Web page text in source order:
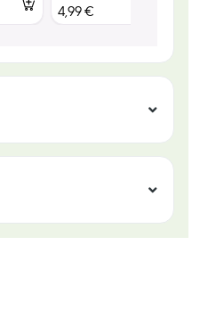
4,99 €